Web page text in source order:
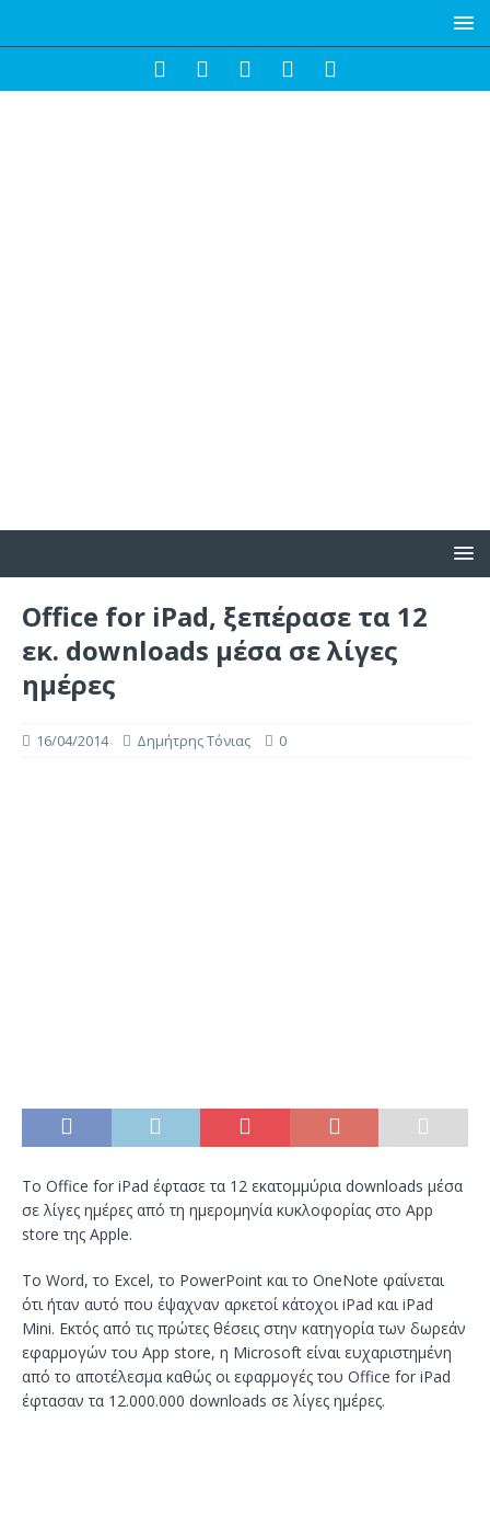
Office for iPad, ξεπέρασε τα 12
εκ. downloads μέσα σε λίγες
ημέρες
16/04/2014 Δημήτρης Τόνιας 0
Το Office for iPad έφτασε τα 12 εκατομμύρια downloads μέσα
σε λίγες ημέρες από τη ημερομηνία κυκλοφορίας στο App
store της Apple.
Το Word, το Excel, το PowerPoint και το OneNote φαίνεται
ότι ήταν αυτό που έψαχναν αρκετοί κάτοχοι iPad και iPad
Mini. Εκτός από τις πρώτες θέσεις στην κατηγορία των δωρεάν
εφαρμογών του App store, η Microsoft είναι ευχαριστημένη
από το αποτέλεσμα καθώς οι εφαρμογές του Office for iPad
έφτασαν τα 12.000.000 downloads σε λίγες ημέρες.